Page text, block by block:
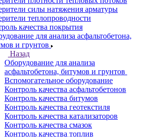
силы натяжения арматуры
теплопроводности
качества покрытия
для анализа асфальтобетона,
и грунтов
Назад
Оборудование для анализа
асфальтобетона, битумов и грунтов
Вспомогательное оборудование
Контроль качества асфальтобетонов
Контроль качества битумов
Контроль качества геотекстиля
Контроль качества катализаторов
Контроль качества смазок
Контроль качества топлив